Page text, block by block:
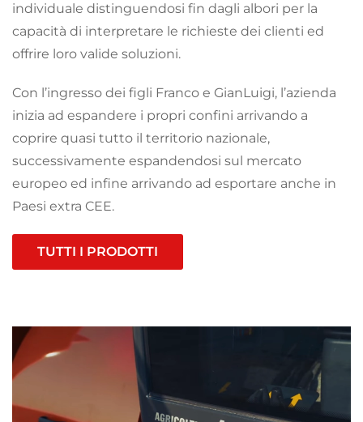
individuale distinguendosi fin dagli albori per la
capacità di interpretare le richieste dei clienti ed
offrire loro valide soluzioni.
Con l’ingresso dei figli Franco e GianLuigi, l’azienda
inizia ad espandere i propri confini arrivando a
coprire quasi tutto il territorio nazionale,
successivamente espandendosi sul mercato
europeo ed infine arrivando ad esportare anche in
Paesi extra CEE.
TUTTI I PRODOTTI